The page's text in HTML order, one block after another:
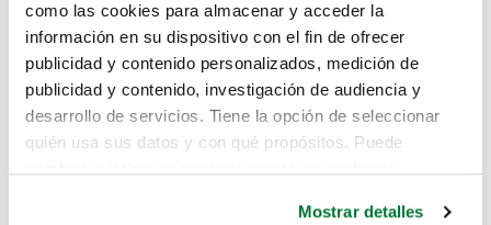
como las cookies para almacenar y acceder la
información en su dispositivo con el fin de ofrecer
publicidad y contenido personalizados, medición de
publicidad y contenido, investigación de audiencia y
desarrollo de servicios. Tiene la opción de seleccionar
quién usa sus datos y con qué propósitos. Puede
Mostrar detalles
Lo sentimos, no sabemos como
te hemos traido hasta aquí.
Pero puedes encontrar el coche que estás
buscando en alguno de estos enlaces: